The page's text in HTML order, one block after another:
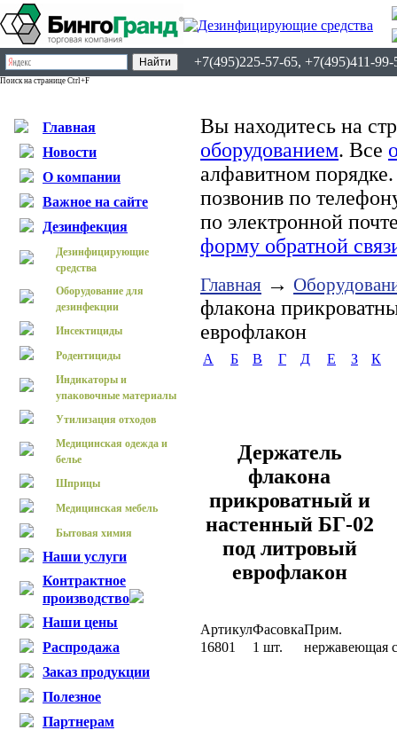
+7(495)225-57-65, +7(495)411-99-
Поиск на странице Ctrl+F
Главная
Новости
О компании
Важное на сайте
Дезинфекция
Дезинфицирующие
средства
Оборудование для
дезинфекции
Инсектициды
Родентициды
Индикаторы и
упаковочные материалы
Утилизация отходов
Медицинская одежда и
белье
Шприцы
Медицинская мебель
Бытовая химия
Наши услуги
Контрактное
производство
Наши цены
Распродажа
Заказ продукции
Полезное
Партнерам
Вы находитесь на
оборудованием. Все
алфавитном
позвонив по
по электронной
форму обратной
Главная →
флакона
еврофлакон
А Б В Г Д Е З К
Держатель
флакона
прикроватный и
настенный БГ-02
под литровый
еврофлакон
АртикулФасовкаПрим.
16801
1 шт. нержавеющая